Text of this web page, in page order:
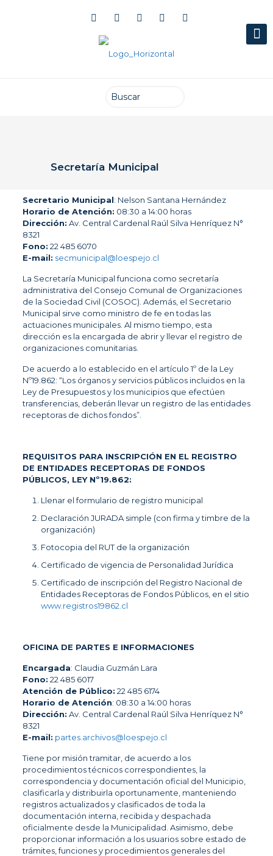
Secretaría Municipal
Secretario Municipal: Nelson Santana Hernández
Horario de Atención: 08:30 a 14:00 horas
Dirección: Av. Central Cardenal Raúl Silva Henríquez N°
8321
Fono: 22 485 6070
E-mail: secmunicipal@loespejo.cl
La Secretaría Municipal funciona como secretaría
administrativa del Consejo Comunal de Organizaciones
de la Sociedad Civil (COSOC). Además, el Secretario
Municipal sirve como ministro de fe en todas las
actuaciones municipales. Al mismo tiempo, esta
dirección es la encargada de abrir y llevar el registro de
organizaciones comunitarias.
De acuerdo a lo establecido en el artículo 1º de la Ley
Nº19.862: “Los órganos y servicios públicos incluidos en la
Ley de Presupuestos y los municipios que efectúen
transferencias, deberán llevar un registro de las entidades
receptoras de dichos fondos”.
REQUISITOS PARA INSCRIPCIÓN EN EL REGISTRO
DE ENTIDADES RECEPTORAS DE FONDOS
PÚBLICOS, LEY Nº19.862:
Llenar el formulario de registro municipal
Declaración JURADA simple (con firma y timbre de la
organización)
Fotocopia del RUT de la organización
Certificado de vigencia de Personalidad Jurídica
Certificado de inscripción del Registro Nacional de
Entidades Receptoras de Fondos Públicos, en el sitio
www.registros19862.cl
OFICINA DE PARTES E INFORMACIONES
Encargada: Claudia Guzmán Lara
Fono: 22 485 6017
Atención de Público: 22 485 6174
Horario de Atención: 08:30 a 14:00 horas
Dirección: Av. Central Cardenal Raúl Silva Henríquez N°
8321
E-mail: partes.archivos@loespejo.cl
Tiene por misión tramitar, de acuerdo a los
procedimientos técnicos correspondientes, la
correspondencia y documentación oficial del Municipio,
clasificarla y distribuirla oportunamente, manteniendo
registros actualizados y clasificados de toda la
documentación interna, recibida y despachada
oficialmente desde la Municipalidad. Asimismo, debe
proporcionar información a los usuarios sobre estado de
trámites, funciones y procedimientos generales del